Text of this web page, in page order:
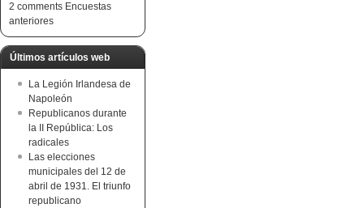
2 comments Encuestas
anteriores
Últimos artículos web
La Legión Irlandesa de
Napoleón
Republicanos durante
la II República: Los
radicales
Las elecciones
municipales del 12 de
abril de 1931. El triunfo
republicano